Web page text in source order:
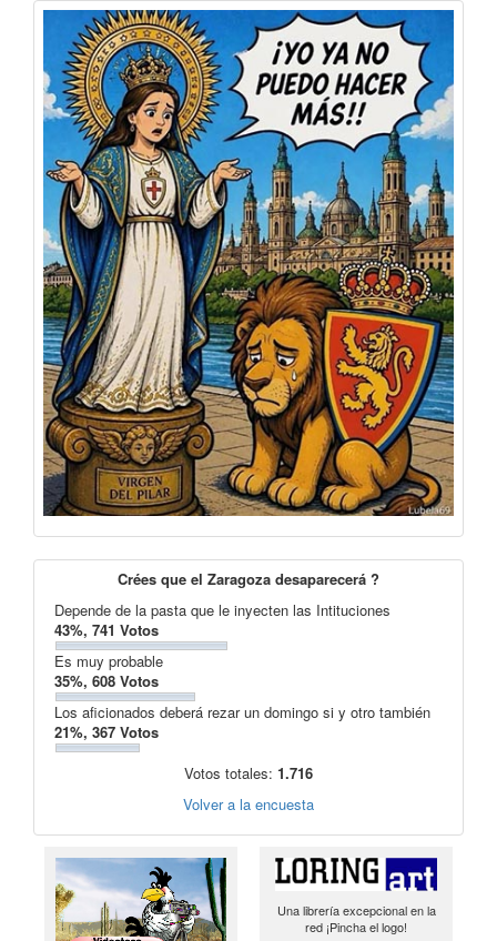
Crées que el Zaragoza desaparecerá ?
Depende de la pasta que le inyecten las Intituciones
43%, 741 Votos
Es muy probable
35%, 608 Votos
Los aficionados deberá rezar un domingo si y otro también
21%, 367 Votos
Votos totales: 1.716
Volver a la encuesta
Una librería excepcional en la
red ¡Pincha el logo!